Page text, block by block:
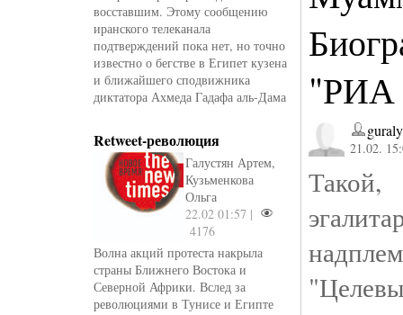
восставшим. Этому сообщению
иранского телеканала
подтверждений пока нет, но точно
известно о бегстве в Египет кузена
и ближайшего сподвижника
диктатора Ахмеда Гадафа аль-Дама
Retweet-революция
Галустян Артем,
Кузьменкова
Ольга
22.02 01:57 |
4176
Волна акций протеста накрыла
страны Ближнего Востока и
Северной Африки. Вслед за
революциями в Тунисе и Египте
"РИА
21.02.